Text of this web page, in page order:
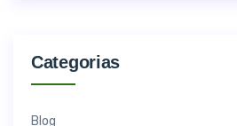
Categorias
Blog